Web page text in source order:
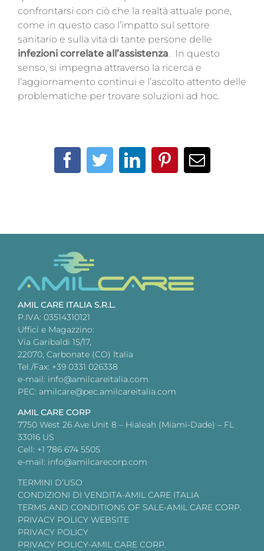
confrontarsi con ciò che la realtà attuale pone,
come in questo caso l’impatto sul settore
sanitario e sulla vita di tante persone delle
infezioni correlate all’assistenza. In questo
senso, si impegna attraverso la ricerca e
l’aggiornamento continui e l’ascolto attento delle
problematiche per trovare soluzioni ad hoc.
Facebook
TwitterLinkedIn
Pinterest
Email
AMIL CARE ITALIA S.R.L.
P.IVA: 03514310121
Uffici e Magazzino:
Via Garibaldi 15/17,
22070, Carbonate (CO) Italia
Tel./Fax: +39 0331 026338
e-mail: info@amilcareitalia.com
PEC: amilcare@pec.amilcareitalia.com
AMIL CARE CORP
7750 West 26 Ave Unit 8 – Hialeah (Miami-Dade) – FL
33016 US
Cell: +1 786 674 5505
e-mail: info@amilcarecorp.com
TERMINI D’USO
CONDIZIONI DI VENDITA-AMIL CARE ITALIA
TERMS AND CONDITIONS OF SALE-AMIL CARE CORP.
PRIVACY POLICY WEBSITE
PRIVACY POLICY
PRIVACY POLICY-AMIL CARE CORP.